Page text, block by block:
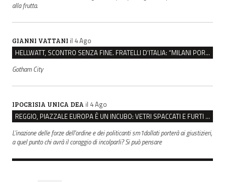
alla frutta.
GIANNI VATTANI il 4 Ago
HELLWATT, SCONTRO SENZA FINE. FRATELLI D’ITALIA: “MILANI PORTA DOCUMENTI, DE FRANCO INSULTI”
Gotham City
IPOCRISIA UNICA DEA il 4 Ago
REGGIO, PIAZZALE EUROPA È UN INCUBO: VETRI SPACCATI E FURTI SULLE AUTO IN SOSTA
L'inazione delle forze dell'ordine e dei politicanti sm1dollati porterà ai giustizieri,
a quel punto chi avrà il coraggio di incolparli? Si può pensare